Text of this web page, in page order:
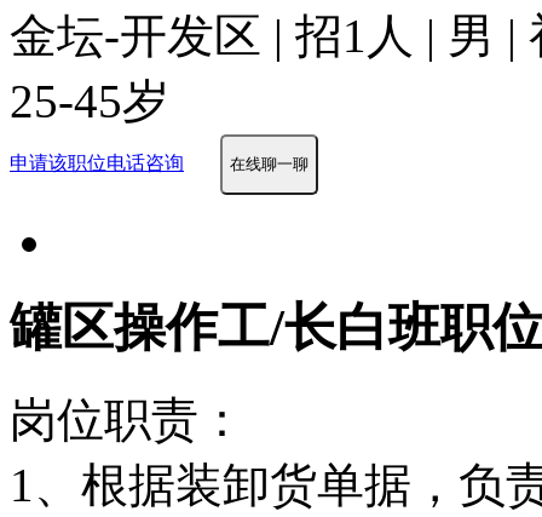
金坛-开发区 | 招1人 | 男
25-45岁
申请该职位电话咨询 在线聊一聊
罐区操作工/长白班职
岗位职责：
1、根据装卸货单据，负